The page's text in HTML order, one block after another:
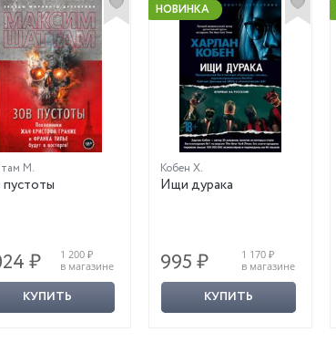
М.
пустоты
₽
1 200 ₽
в магазине
КУПИТЬ
НОВИНКА
Кобен Х.
Ищи дурака
995 ₽
1 170 ₽
в магазине
КУПИТЬ